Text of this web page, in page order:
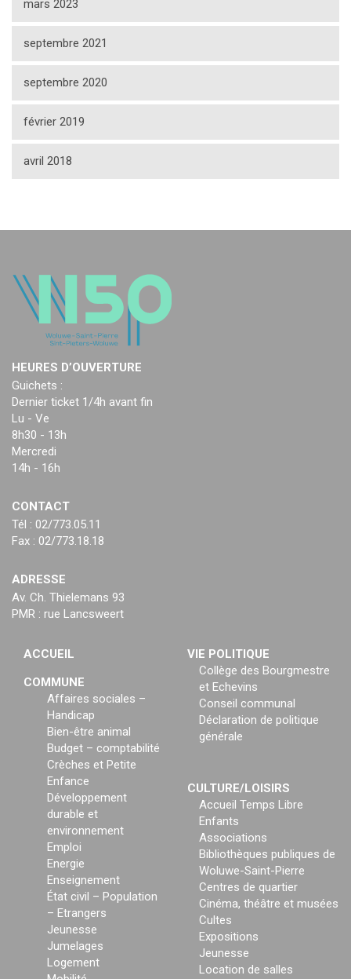
mars 2023
septembre 2021
septembre 2020
février 2019
avril 2018
HEURES D’OUVERTURE
Guichets :
Dernier ticket 1/4h avant fin
Lu - Ve
8h30 - 13h
Mercredi
14h - 16h
CONTACT
Tél : 02/773.05.11
Fax : 02/773.18.18
ADRESSE
Av. Ch. Thielemans 93
PMR : rue Lancsweert
ACCUEIL
COMMUNE
Affaires sociales –
Handicap
Bien-être animal
Budget – comptabilité
Crèches et Petite
Enfance
Développement
durable et
environnement
Emploi
Energie
Enseignement
État civil – Population
– Etrangers
Jeunesse
Jumelages
Logement
VIE POLITIQUE
Collège des Bourgmestre
et Echevins
Conseil communal
Déclaration de politique
générale
CULTURE/LOISIRS
Accueil Temps Libre
Enfants
Associations
Bibliothèques publiques de
Woluwe-Saint-Pierre
Centres de quartier
Cinéma, théâtre et musées
Cultes
Expositions
Jeunesse
Location de salles